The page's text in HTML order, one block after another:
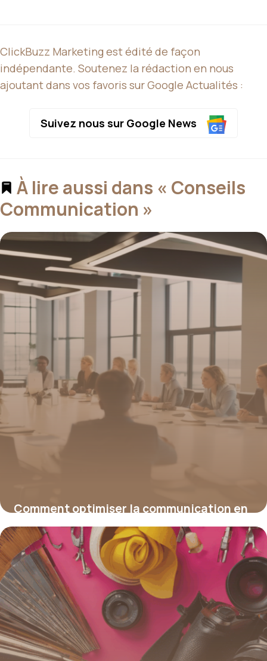
ClickBuzz Marketing est édité de façon
indépendante. Soutenez la rédaction en nous
ajoutant dans vos favoris sur Google Actualités :
Suivez nous sur Google News
À lire aussi dans « Conseils
Communication »
Comment optimiser la communication en
entreprise pour renforcer l’image de votre
organisation
16 juin 2026